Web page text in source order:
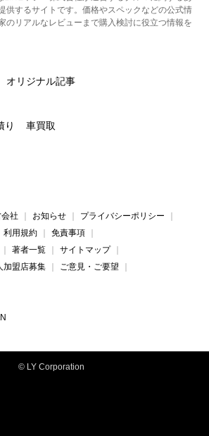
供するサイトです。価格やスペックなどの公式情
のリアルなレビューまで購入検討に役立つ情報を
オリジナル記事
り 車買取
社 お知らせ
プライバシーポリシー
利用規約
免責事項
著者一覧
サイトマップ
加盟店募集
ご意見・ご要望
© LY Corporation